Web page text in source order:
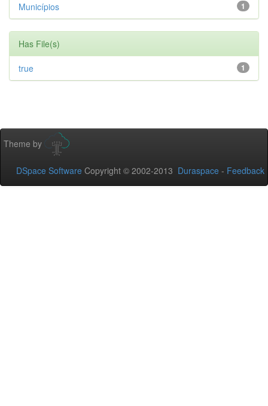
1
Municípios
Has File(s)
1
true
Theme by
DSpace Software Copyright © 2002-2013 Duraspace - Feedback